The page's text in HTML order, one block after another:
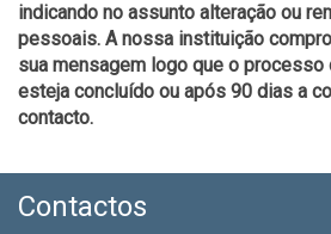
indicando no assunto alteração ou
pessoais. A nossa instituição
sua mensagem logo que o
esteja concluído ou após 90 dias a
contacto.
Contactos